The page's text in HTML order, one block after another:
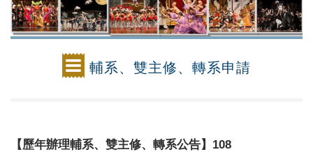
輔系、雙主修、轉系申請
【歷年辦理輔系、雙主修、轉系公告】108